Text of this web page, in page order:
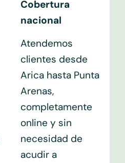
Cobertura
nacional
Atendemos
clientes desde
Arica hasta Punta
Arenas,
completamente
online y sin
necesidad de
acudir a